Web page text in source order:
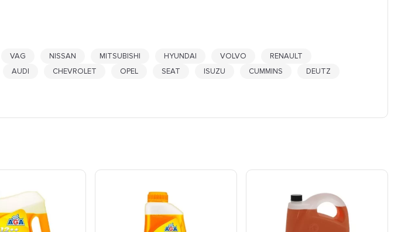
VAG NISSAN MITSUBISHI HYUNDAI VOLVO
RENAULT
AUDI CHEVROLET OPEL SEAT ISUZU CUMMINS
DEUTZ